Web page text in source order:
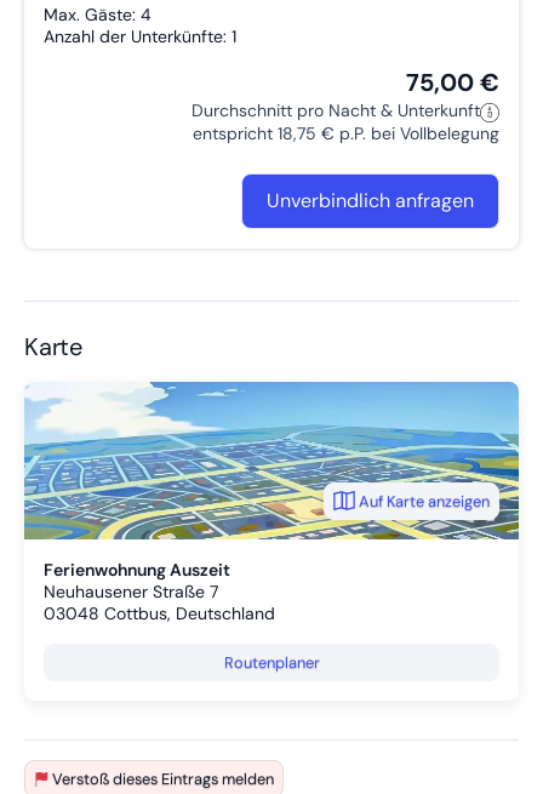
Max. Gäste: 4
Anzahl der Unterkünfte: 1
75,00 €
Durchschnitt pro Nacht & Unterkunft
entspricht 18,75 € p.P. bei Vollbelegung
Unverbindlich anfragen
Karte
Ferienwohnung Auszeit
Neuhausener Straße 7
03048 Cottbus, Deutschland
Routenplaner
Auf Karte anzeigen
Verstoß dieses Eintrags melden